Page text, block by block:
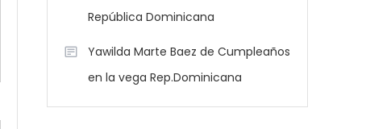
República Dominicana
Yawilda Marte Baez de Cumpleaños
en la vega Rep.Dominicana